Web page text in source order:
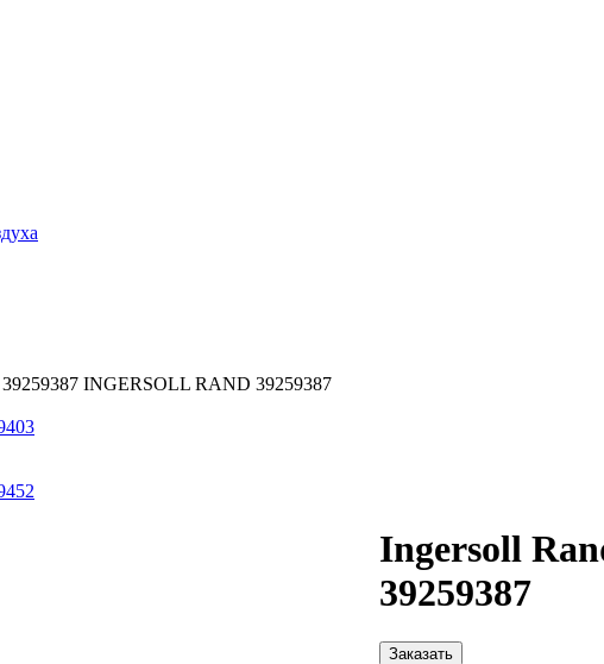
39259387 INGERSOLL RAND 39259387
Ingersoll
39259387
Заказать